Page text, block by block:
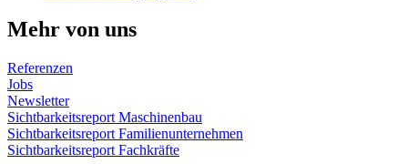
Mehr von uns
Referenzen
Jobs
Newsletter
Sichtbarkeitsreport Maschinenbau
Sichtbarkeitsreport Familienunternehmen
Sichtbarkeitsreport Fachkräfte